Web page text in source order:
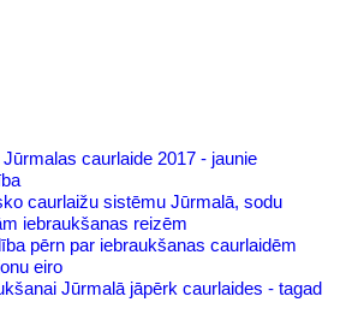
Jūrmalas caurlaide 2017 - jaunie
caurlaižu sistēmu Jūrmalā, sodu
iebraukšanas reizēm
pērn par iebraukšanas caurlaidēm
eiro
Jūrmalā jāpērk caurlaides - tagad